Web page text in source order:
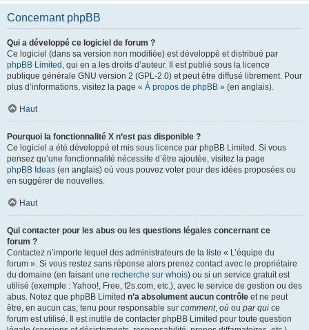
Concernant phpBB
Qui a développé ce logiciel de forum ?
Ce logiciel (dans sa version non modifiée) est développé et distribué par
phpBB Limited , qui en a les droits d’auteur. Il est publié sous la licence
publique générale GNU version 2 (GPL-2.0) et peut être diffusé librement. Pour
plus d’informations, visitez la page « À propos de phpBB » (en anglais).
Haut
Pourquoi la fonctionnalité X n’est pas disponible ?
Ce logiciel a été développé et mis sous licence par phpBB Limited. Si vous
pensez qu’une fonctionnalité nécessite d’être ajoutée, visitez la page
phpBB Ideas (en anglais) où vous pouvez voter pour des idées proposées ou
en suggérer de nouvelles.
Haut
Qui contacter pour les abus ou les questions légales concernant ce
forum ?
Contactez n’importe lequel des administrateurs de la liste « L’équipe du
forum ». Si vous restez sans réponse alors prenez contact avec le propriétaire
du domaine (en faisant une recherche sur whois) ou si un service gratuit est
utilisé (exemple : Yahoo!, Free, f2s.com, etc.), avec le service de gestion ou des
abus. Notez que phpBB Limited n’a absolument aucun contrôle et ne peut
être, en aucun cas, tenu pour responsable sur comment, où ou par qui ce
forum est utilisé. Il est inutile de contacter phpBB Limited pour toute question